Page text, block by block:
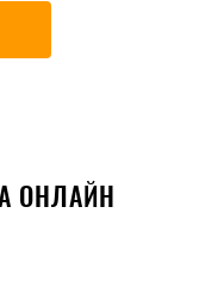
ОНЛАЙН